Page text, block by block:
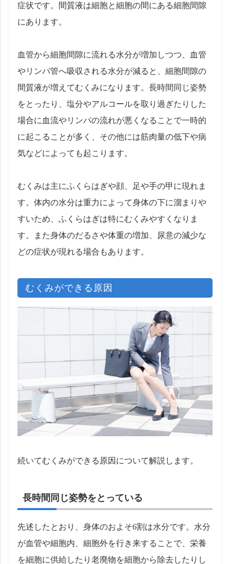
症状です。間質液は細胞と細胞の間にある細胞間隙
にあります。
血管から細胞間隙に流れる水分が増加しつつ、血管
やリンパ管へ吸収される水分が減ると、細胞間隙の
間質液が増えてむくみになります。長時間同じ姿勢
をとったり、塩分やアルコールを取り過ぎたりした
場合に血流やリンパの流れが悪くなることで一時的
に起こることが多く、その他には筋肉量の低下や病
気などによっても起こります。
むくみは主にふくらはぎや顔、足や手の甲に現れま
す。体内の水分は重力によって身体の下に溜まりや
すいため、ふくらはぎは特にむくみやすくなりま
す。また身体のだるさや体重の増加、尿意の減少な
どの症状が現れる場合もあります。
むくみができる原因
続いてむくみができる原因について解説します。
長時間同じ姿勢をとっている
先述したとおり、身体のおよそ6割は水分です。水分
が血管や細胞内、細胞外を行き来することで、栄養
を細胞に供給したり老廃物を細胞から除去したりし